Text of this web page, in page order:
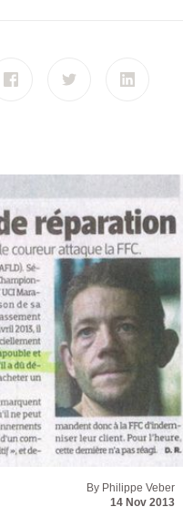
By Philippe Veber
14 Nov 2013